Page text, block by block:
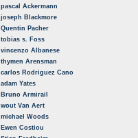
pascal Ackermann
joseph Blackmore
Quentin Pacher
tobias s. Foss
vincenzo Albanese
thymen Arensman
carlos Rodriguez Cano
adam Yates
Bruno Armirail
wout Van Aert
michael Woods
Ewen Costiou